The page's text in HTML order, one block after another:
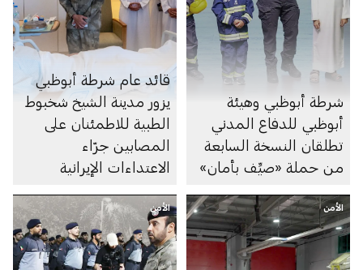
شرطة أبوظبي وهيئة
أبوظبي للدفاع المدني
تطلقان النسخة السابعة
من حملة «صيِّف بأمان»
قائد عام شرطة أبوظبي
يزور مدينة الشيخ شخبوط
الطبية للاطمئنان على
المصابين جرّاء
الاعتداءات الإيرانية
الأمن الأمن